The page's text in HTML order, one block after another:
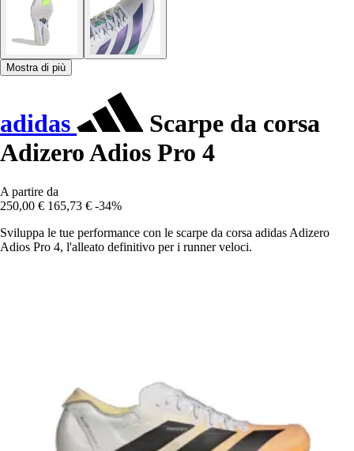
Mostra di più
adidas
Scarpe da corsa
Adizero Adios Pro 4
A partire da
250,00 € 165,73 € -34%
Sviluppa le tue performance con le scarpe da corsa adidas Adizero
Adios Pro 4, l'alleato definitivo per i runner veloci.